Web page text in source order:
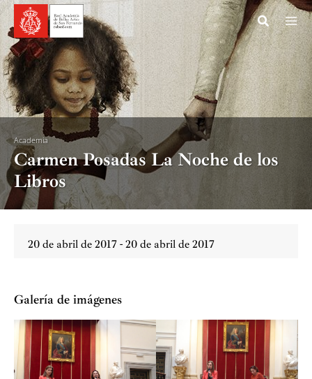
Ir
contenido
Academia
Carmen Posadas La Noche de los
Libros
20 de abril de 2017 - 20 de abril de 2017
Galería de imágenes